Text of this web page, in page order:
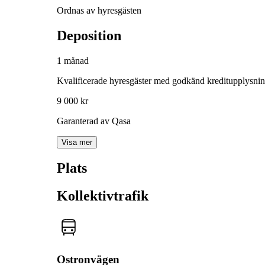
Ordnas av hyresgästen
Deposition
1 månad
Kvalificerade hyresgäster med godkänd
9 000 kr
Garanterad av Qasa
Visa mer
Plats
Kollektivtrafik
Ostronvägen